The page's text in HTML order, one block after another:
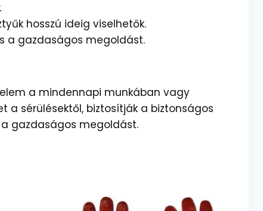
hosszú ideig viselhetők.
a gazdaságos megoldást.
a mindennapi munkában vagy
a sérülésektől, biztosítják a biztonságos
gazdaságos megoldást.